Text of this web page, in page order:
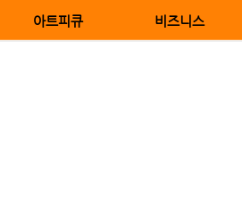
아트피큐 비즈니스